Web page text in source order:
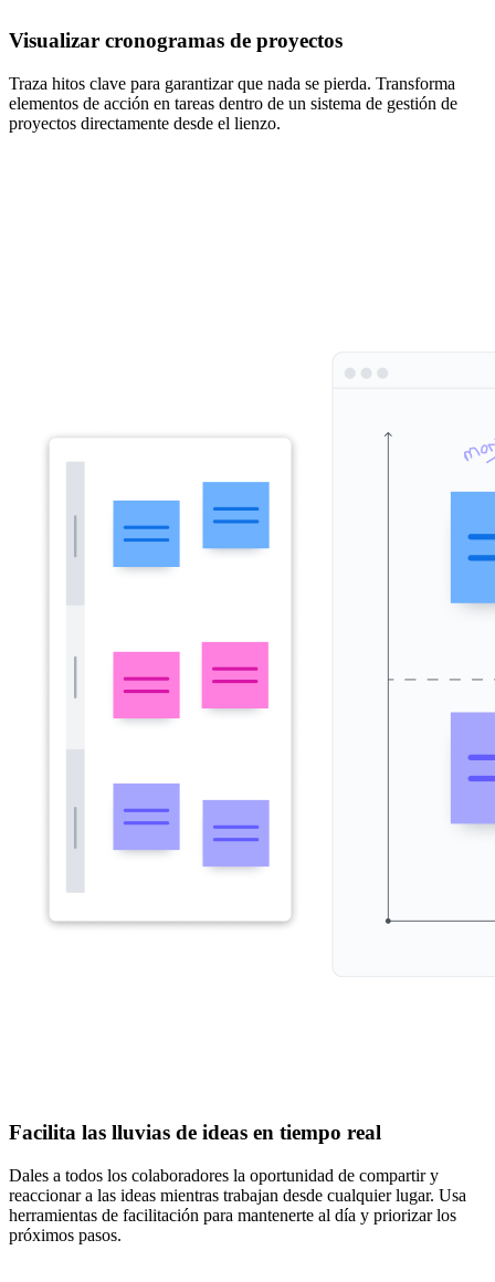
Visualizar cronogramas de proyectos
Traza hitos clave para garantizar que nada se pierda. Transforma
elementos de acción en tareas dentro de un sistema de gestión de
proyectos directamente desde el lienzo.
Facilita las lluvias de ideas en tiempo real
Dales a todos los colaboradores la oportunidad de compartir y
reaccionar a las ideas mientras trabajan desde cualquier lugar. Usa
herramientas de facilitación para mantenerte al día y priorizar los
próximos pasos.